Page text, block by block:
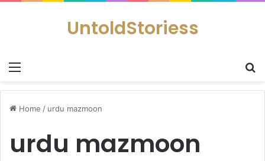
UntoldStoriess
Home / urdu mazmoon
urdu mazmoon